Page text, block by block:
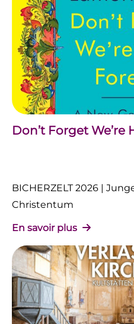
Don’t Forget We’re
BICHERZELT 2026 |
Christentum
En savoir plus